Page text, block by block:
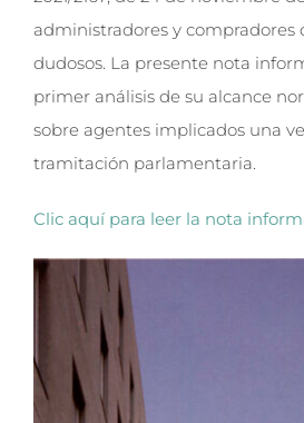
administradores y compradores
dudosos. La presente nota
primer análisis de su alcance
sobre agentes implicados una
tramitación parlamentaria.
Clic aquí para leer la nota